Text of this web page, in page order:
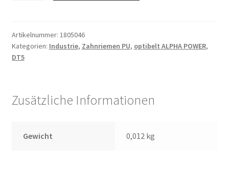
AP
Menge
Artikelnummer: 1805046
Kategorien: Industrie, Zahnriemen PU, optibelt ALPHA POWER,
DT5
Zusätzliche Informationen
Gewicht 0,012 kg